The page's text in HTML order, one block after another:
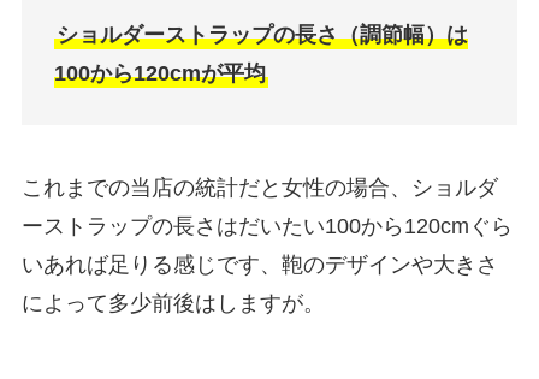
ショルダーストラップの長さ（調節幅）は
100から120cmが平均
これまでの当店の統計だと女性の場合、ショルダ
ーストラップの長さはだいたい100から120cmぐら
いあれば足りる感じです、鞄のデザインや大きさ
によって多少前後はしますが。